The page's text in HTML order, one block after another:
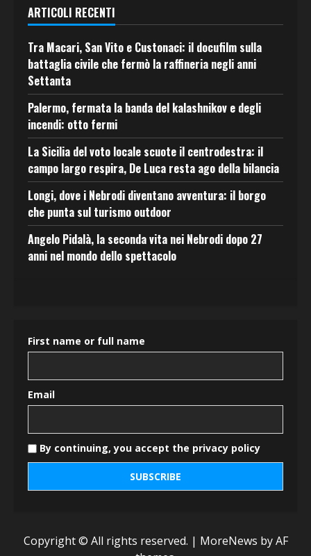
ARTICOLI RECENTI
Tra Macari, San Vito e Custonaci: il docufilm sulla
battaglia civile che fermò la raffineria negli anni
Settanta
Palermo, fermata la banda del kalashnikov e degli
incendi: otto fermi
La Sicilia del voto locale scuote il centrodestra: il
campo largo respira, De Luca resta ago della bilancia
Longi, dove i Nebrodi diventano avventura: il borgo
che punta sul turismo outdoor
Angelo Pidalà, la seconda vita nei Nebrodi dopo 27
anni nel mondo dello spettacolo
First name or full name
Email
By continuing, you accept the privacy policy
Copyright © All rights reserved. | MoreNews by AF